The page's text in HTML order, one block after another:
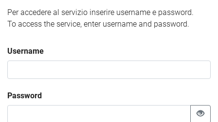
Per accedere al servizio inserire username e password.
To access the service, enter username and password.
Username
Password